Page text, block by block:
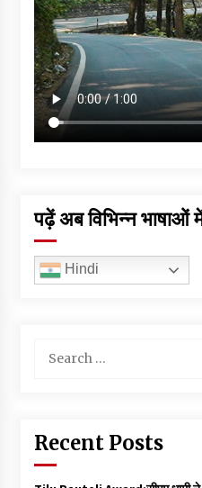
पढ़ें अब विभिन्न भाषाओं
Hindi
for:
Recent Posts